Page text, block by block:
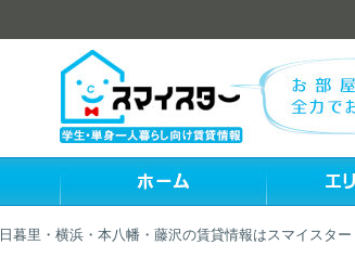
暮里・横浜・本八幡・藤沢の賃貸情報はスマイスター